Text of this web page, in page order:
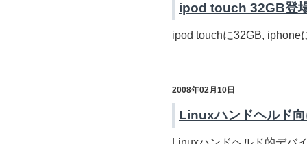
ipod touch 32GB登
ipod touchに32GB, iphone
2008年02月10日
Linuxハンドヘルド